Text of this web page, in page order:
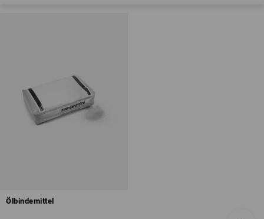
Ölbindemittel